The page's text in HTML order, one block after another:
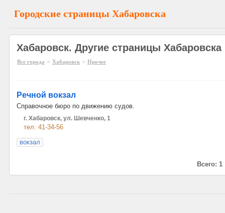
Городские страницы Хабаровска
Хабаровск. Другие страницы Хабаровска
Все города » Хабаровск » Прочее
Речной вокзал
Справочное бюро по движению судов.
г. Хабаровск, ул. Шевченко, 1
тел: 41-34-56
вокзал
Всего: 1